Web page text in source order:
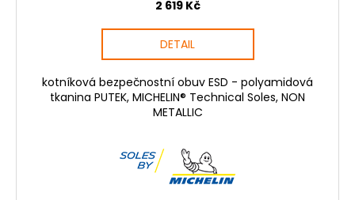
2 619 Kč
DETAIL
kotníková bezpečnostní obuv ESD - polyamidová
tkanina PUTEK, MICHELIN® Technical Soles, NON
METALLIC